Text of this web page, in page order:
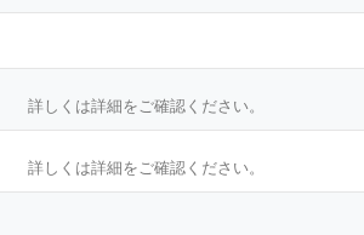
詳しくは詳細をご確認ください。
詳しくは詳細をご確認ください。